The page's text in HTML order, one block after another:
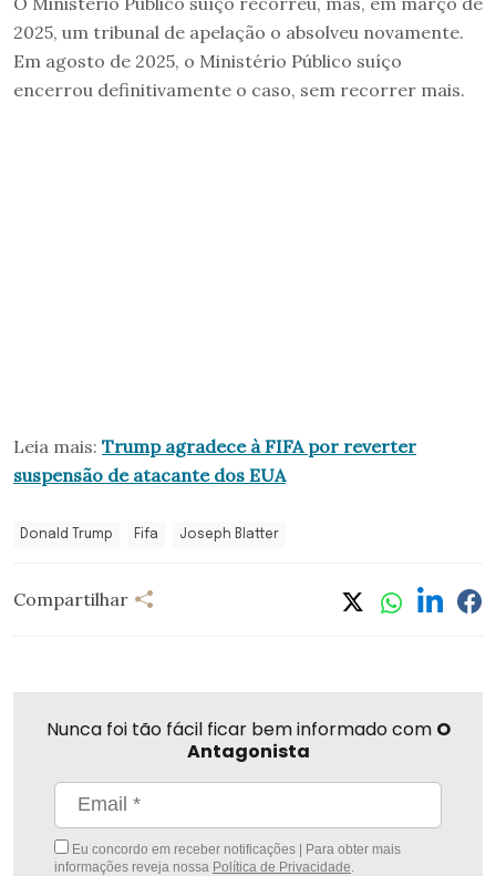
2025, um tribunal de apelação o absolveu novamente.
Em agosto de 2025, o Ministério Público suíço
encerrou definitivamente o caso, sem recorrer mais.
Leia mais: Trump agradece à FIFA por reverter
suspensão de atacante dos EUA
Donald Trump Fifa Joseph Blatter
Compartilhar
Nunca foi tão fácil ficar bem informado com O
Antagonista
Eu concordo em receber notificações | Para obter mais
informações reveja nossa Política de Privacidade.